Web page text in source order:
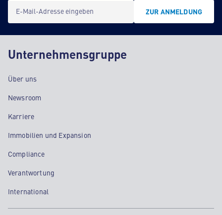
E-Mail-Adresse eingeben ZUR ANMELDUNG
Unternehmensgruppe
Über uns
Newsroom
Karriere
Immobilien und Expansion
Compliance
Verantwortung
International